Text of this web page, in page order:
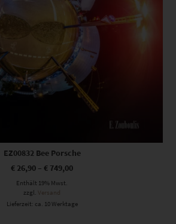
EZ00832 Bee Porsche
€ 26,90 – € 749,00
Enthält 19% Mwst.
zzgl. Versand
Lieferzeit: ca. 10 Werktage